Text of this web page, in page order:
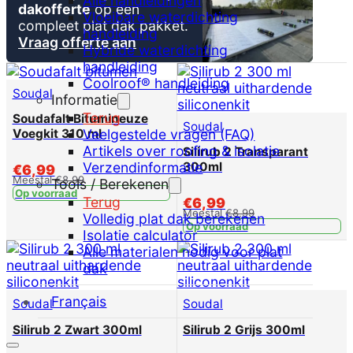
Vloeibare waterdichting
handleiding
Hybride waterdichting
handleiding
Coolroof® handleiding
Informatie
Terug
Veelgestelde vragen (FAQ)
Artikels over roofing & isolatie
Verzendinformatie
Tools / Berekenen
Terug
Volledig plat dak berekenen
Isolatie calculator
Alle materialen nodig voor plat
dak
Français
dakofferteop een
compleet plat dak pakket.
Vraag offerte aan
Soudal
Soudafalt Bitumineuze
Voegkit 310 ml
€6,99
Meestal€8,99
Op voorraad
Soudal
Silirub 2 Transparant
300ml
€6,99
Meestal€8,99
Op voorraad
Soudal
Silirub 2 Zwart 300ml
Soudal
Silirub 2 Grijs 300ml